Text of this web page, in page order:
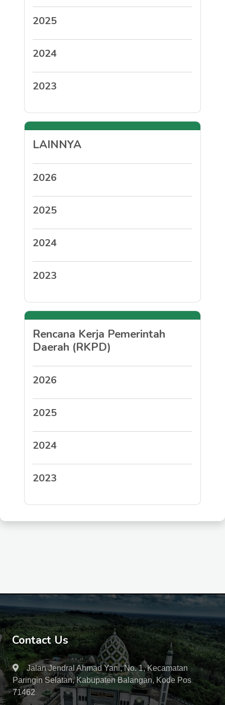
2025
2024
2023
LAINNYA
2026
2025
2024
2023
Rencana Kerja Pemerintah
Daerah (RKPD)
2026
2025
2024
2023
Contact Us
Jalan Jendral Ahmad Yani, No. 1, Kecamatan
Paringin Selatan, Kabupaten Balangan, Kode Pos
71462